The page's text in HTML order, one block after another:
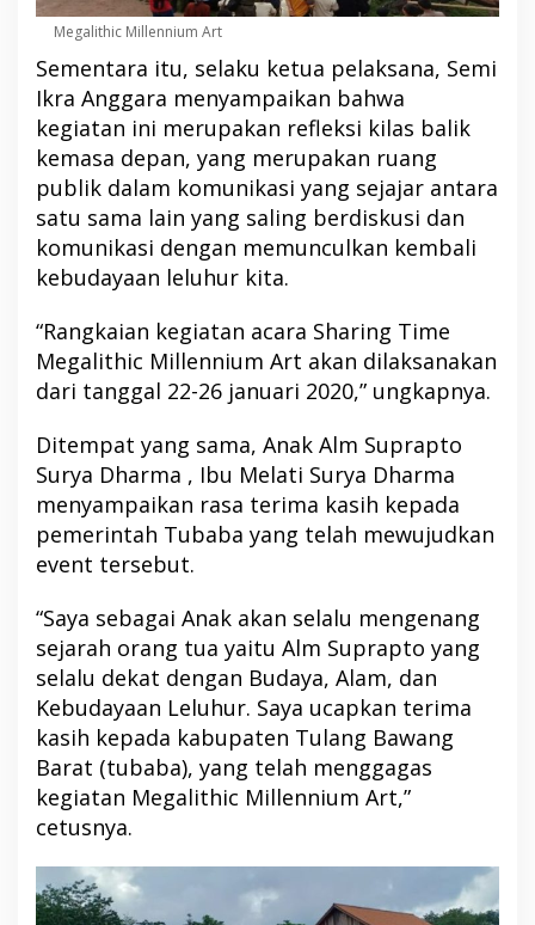
Megalithic Millennium Art
Sementara itu, selaku ketua pelaksana, Semi
Ikra Anggara menyampaikan bahwa
kegiatan ini merupakan refleksi kilas balik
kemasa depan, yang merupakan ruang
publik dalam komunikasi yang sejajar antara
satu sama lain yang saling berdiskusi dan
komunikasi dengan memunculkan kembali
kebudayaan leluhur kita.
“Rangkaian kegiatan acara Sharing Time
Megalithic Millennium Art akan dilaksanakan
dari tanggal 22-26 januari 2020,” ungkapnya.
Ditempat yang sama, Anak Alm Suprapto
Surya Dharma , Ibu Melati Surya Dharma
menyampaikan rasa terima kasih kepada
pemerintah Tubaba yang telah mewujudkan
event tersebut.
“Saya sebagai Anak akan selalu mengenang
sejarah orang tua yaitu Alm Suprapto yang
selalu dekat dengan Budaya, Alam, dan
Kebudayaan Leluhur. Saya ucapkan terima
kasih kepada kabupaten Tulang Bawang
Barat (tubaba), yang telah menggagas
kegiatan Megalithic Millennium Art,”
cetusnya.